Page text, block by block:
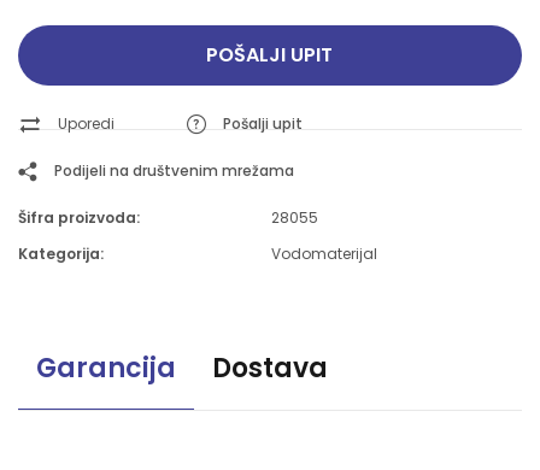
POŠALJI UPIT
Uporedi Pošalji upit
Podijeli na društvenim mrežama
Šifra proizvoda:
28055
Kategorija:
Vodomaterijal
Garancija Dostava